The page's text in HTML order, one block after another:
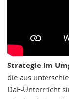
Strategie im
die aus
DaF-Unterrricht